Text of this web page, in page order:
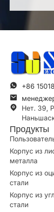
+86
Нет. 39,
Продукты
Корпус из
металла
Корпус из
стали
Корпус из
стали
Корпус из
стали
Другой
корпус
Компания
Производство